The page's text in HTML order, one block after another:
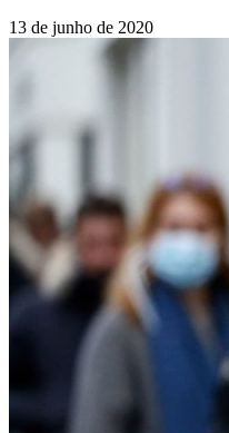
13 de junho de 2020